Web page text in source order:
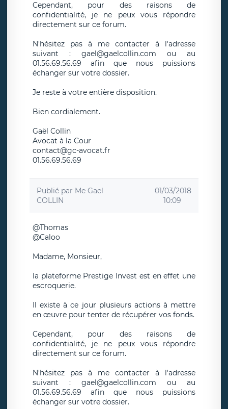
Cependant, pour des raisons de
confidentialité, je ne peux vous répondre
directement sur ce forum.
N'hésitez pas à me contacter à l'adresse
suivant : gael@gaelcollin.com ou au
01.56.69.56.69 afin que nous puissions
échanger sur votre dossier.
Je reste à votre entière disposition.
Bien cordialement.
Gaël Collin
Avocat à la Cour
contact@gc-avocat.fr
01.56.69.56.69
Publié par Me Gael
COLLIN
01/03/2018
10:09
@Thomas
@Caloo
Madame, Monsieur,
la plateforme Prestige Invest est en effet une
escroquerie.
Il existe à ce jour plusieurs actions à mettre
en œuvre pour tenter de récupérer vos fonds.
Cependant, pour des raisons de
confidentialité, je ne peux vous répondre
directement sur ce forum.
N'hésitez pas à me contacter à l'adresse
suivant : gael@gaelcollin.com ou au
01.56.69.56.69 afin que nous puissions
échanger sur votre dossier.